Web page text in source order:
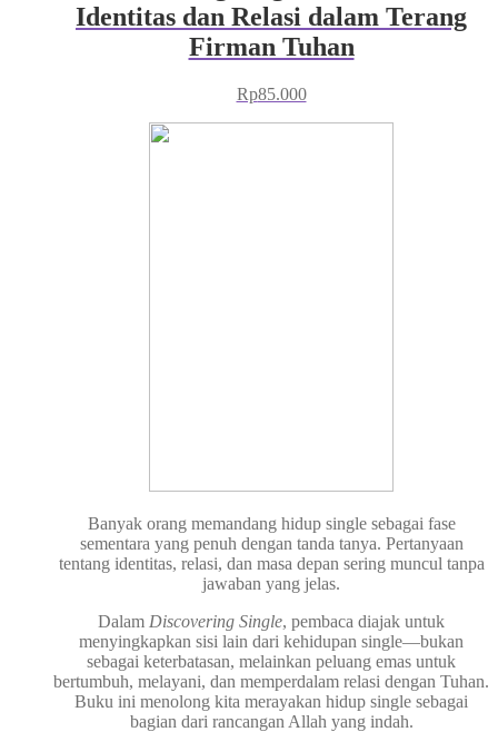
Identitas dan Relasi dalam Terang
Firman Tuhan
Rp85.000
Banyak orang memandang hidup single sebagai fase
sementara yang penuh dengan tanda tanya. Pertanyaan
tentang identitas, relasi, dan masa depan sering muncul tanpa
jawaban yang jelas.
Dalam Discovering Single, pembaca diajak untuk
menyingkapkan sisi lain dari kehidupan single—bukan
sebagai keterbatasan, melainkan peluang emas untuk
bertumbuh, melayani, dan memperdalam relasi dengan Tuhan.
Buku ini menolong kita merayakan hidup single sebagai
bagian dari rancangan Allah yang indah.